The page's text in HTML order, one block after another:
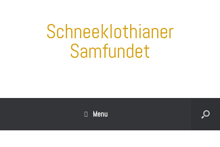
Schneeklothianer
Samfundet
Menu